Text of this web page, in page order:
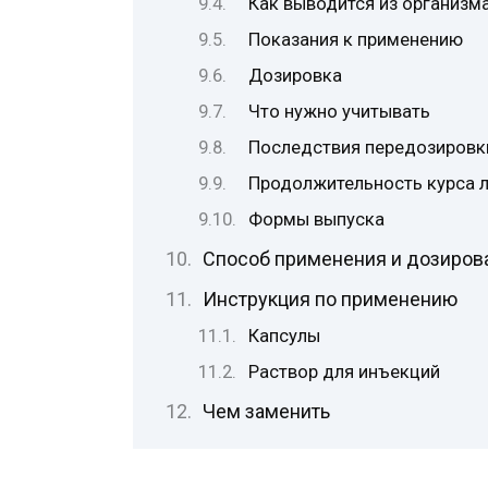
Показания к применению
Дозировка
Что нужно учитывать
Последствия
Продолжительность курса
Формы выпуска
Способ применения и
Инструкция по применению
Капсулы
Раствор для инъекций
Чем заменить